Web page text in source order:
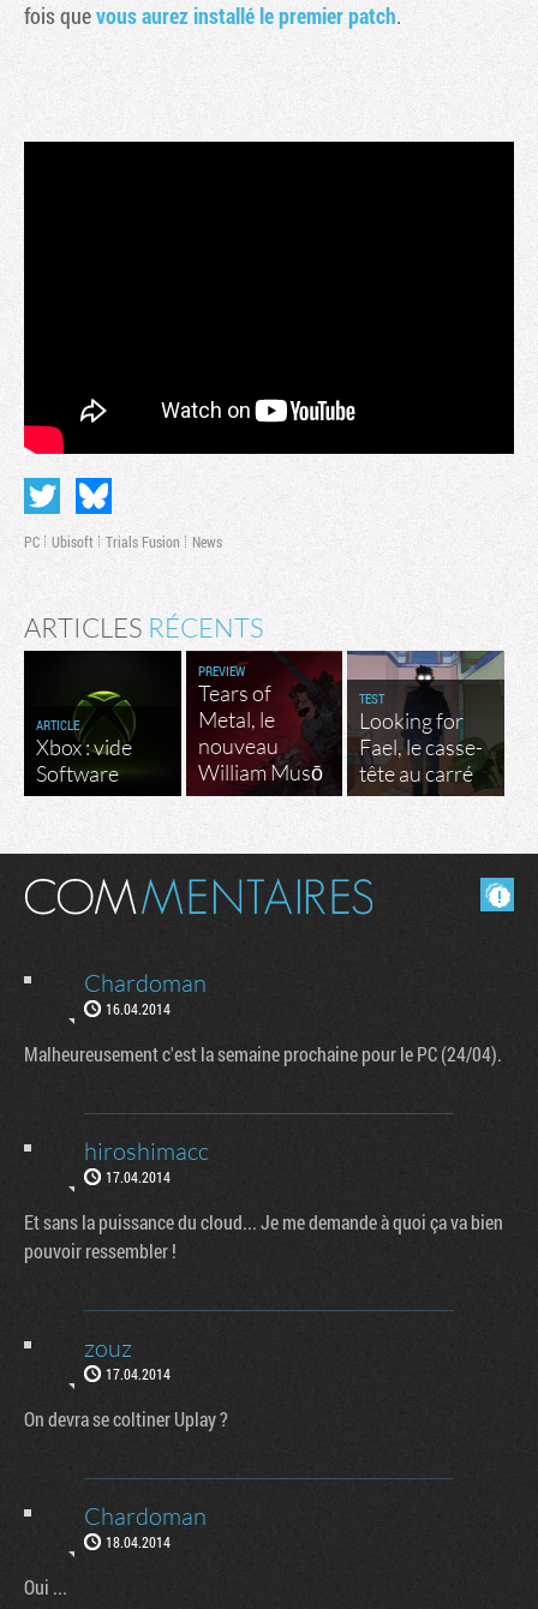
fois quevous aurez installé le premier patch.
PC Ubisoft Trials Fusion News
ARTICLES RÉCENTS
ARTICLE
Xbox : vide
Software
PREVIEW
Tears of
Metal, le
nouveau
William Musō
TEST
Looking for
Fael, le casse-
tête au carré
Masquer les commentaires lus.
Chardoman
16.04.2014
Malheureusement c'est la semaine prochaine pour le PC (24/04).
hiroshimacc
17.04.2014
Et sans la puissance du cloud... Je me demande à quoi ça va bien
pouvoir ressembler !
zouz
17.04.2014
On devra se coltiner Uplay ?
Chardoman
18.04.2014
Oui ...